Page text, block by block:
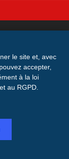
le site et, avec
accepter,
à la loi
au RGPD.